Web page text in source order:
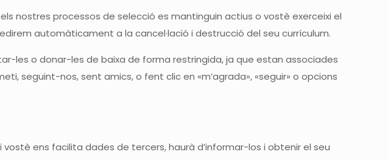
nostres processos de selecció es mantinguin actius o vostè exerceixi el
automàticament a la cancel·lació i destrucció del seu currículum.
les o donar-les de baixa de forma restringida, ja que estan associades
seguint-nos, sent amics, o fent clic en «m’agrada», «seguir» o opcions
ens facilita dades de tercers, haurà d’informar-los i obtenir el seu